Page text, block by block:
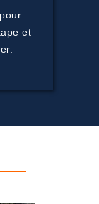
et